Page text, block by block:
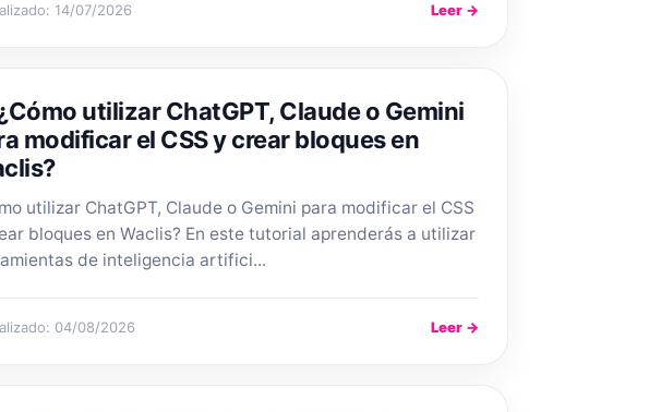
14/07/2026 Leer →
utilizar ChatGPT, Claude o Gemini
modificar el CSS y crear bloques en
utilizar ChatGPT, Claude o Gemini para modificar el CSS
bloques en Waclis? En este tutorial aprenderás a utilizar
de inteligencia artifici...
04/08/2026 Leer →